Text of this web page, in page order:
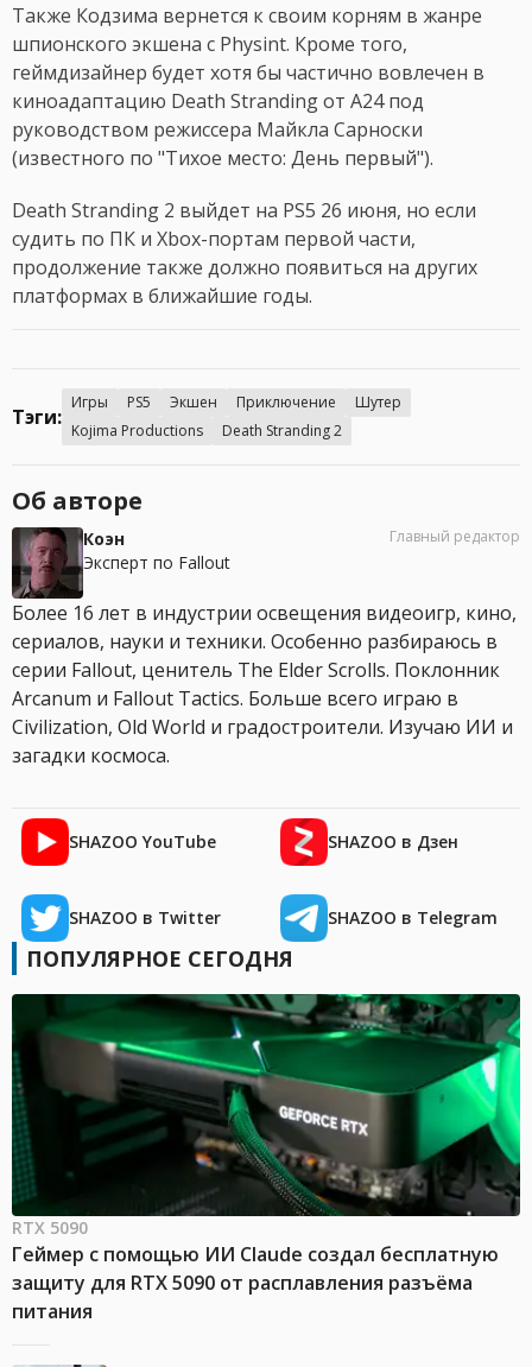
Также Кодзима вернется к своим корням в жанре
шпионского экшена с Physint. Кроме того,
геймдизайнер будет хотя бы частично вовлечен в
киноадаптацию Death Stranding от A24 под
руководством режиссера Майкла Сарноски
(известного по "Тихое место: День первый").
Death Stranding 2 выйдет на PS5 26 июня, но если
судить по ПК и Xbox-портам первой части,
продолжение также должно появиться на других
платформах в ближайшие годы.
Тэги:
Игры PS5 Экшен Приключение
Шутер
Kojima Productions
Death Stranding 2
Об авторе
Коэн
Эксперт по Fallout
Главный редактор
Более 16 лет в индустрии освещения видеоигр, кино,
сериалов, науки и техники. Особенно разбираюсь в
серии Fallout, ценитель The Elder Scrolls. Поклонник
Arcanum и Fallout Tactics. Больше всего играю в
Civilization, Old World и градостроители. Изучаю ИИ и
загадки космоса.
SHAZOO YouTube SHAZOO в Дзен
SHAZOO в Twitter SHAZOO в Telegram
ПОПУЛЯРНОЕ СЕГОДНЯ
RTX 5090
Геймер с помощью ИИ Claude создал бесплатную
защиту для RTX 5090 от расплавления разъёма
питания